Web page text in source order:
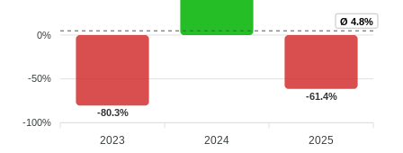
0%
-50%
-100%
-80.3%
-61.4%
2023 2024 2025
Ø 4.8%